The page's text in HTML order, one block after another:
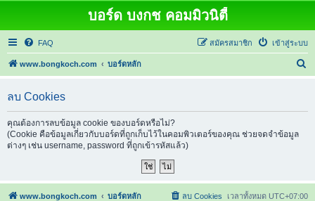
บอร์ด บงกช คอมมิวนิตี้
FAQ เข้าสู่ระบบ
สมัครสมาชิก
www.bongkoch.com บอร์ดหลัก
า
ลบ Cookies
คุณต้องการลบข้อมูล cookie ของบอร์ดหรือไม่?
(Cookie คือข้อมูลเกี่ยวกับบอร์ดที่ถูกเก็บไว้ในคอมพิวเตอร์ของคุณ ช่วยจดจำข้อมูล
ต่างๆ เช่น username, password ที่ถูกเข้ารหัสแล้ว)
www.bongkoch.com บอร์ดหลัก เวลาทั้งหมด UTC+07:00
ลบ Cookies